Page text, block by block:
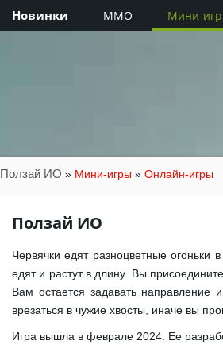
Новинки MMO Мини-
Ползай ИО » Мини-игры » Онлайн-игры
Ползай ИО
Червячки едят разноцветные
едят и растут в длину. Вы
Вам остается задавать направление
врезаться в чужие хвосты, иначе вы
Игра вышла в феврале 2024. Ее